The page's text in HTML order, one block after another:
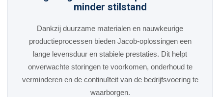
minder stilstand
Dankzij duurzame materialen en nauwkeurige
productieprocessen bieden Jacob-oplossingen een
lange levensduur en stabiele prestaties. Dit helpt
onverwachte storingen te voorkomen, onderhoud te
verminderen en de continuïteit van de bedrijfsvoering te
waarborgen.